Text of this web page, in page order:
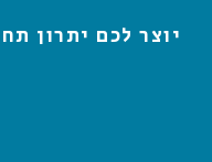
יוצר לכם יתרון